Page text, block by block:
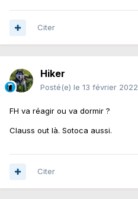
Citer
Hiker
Posté(e) le 13 février 2022
FH va réagir ou va dormir ?
Clauss out là. Sotoca aussi.
Citer